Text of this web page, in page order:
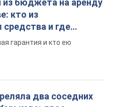
домам